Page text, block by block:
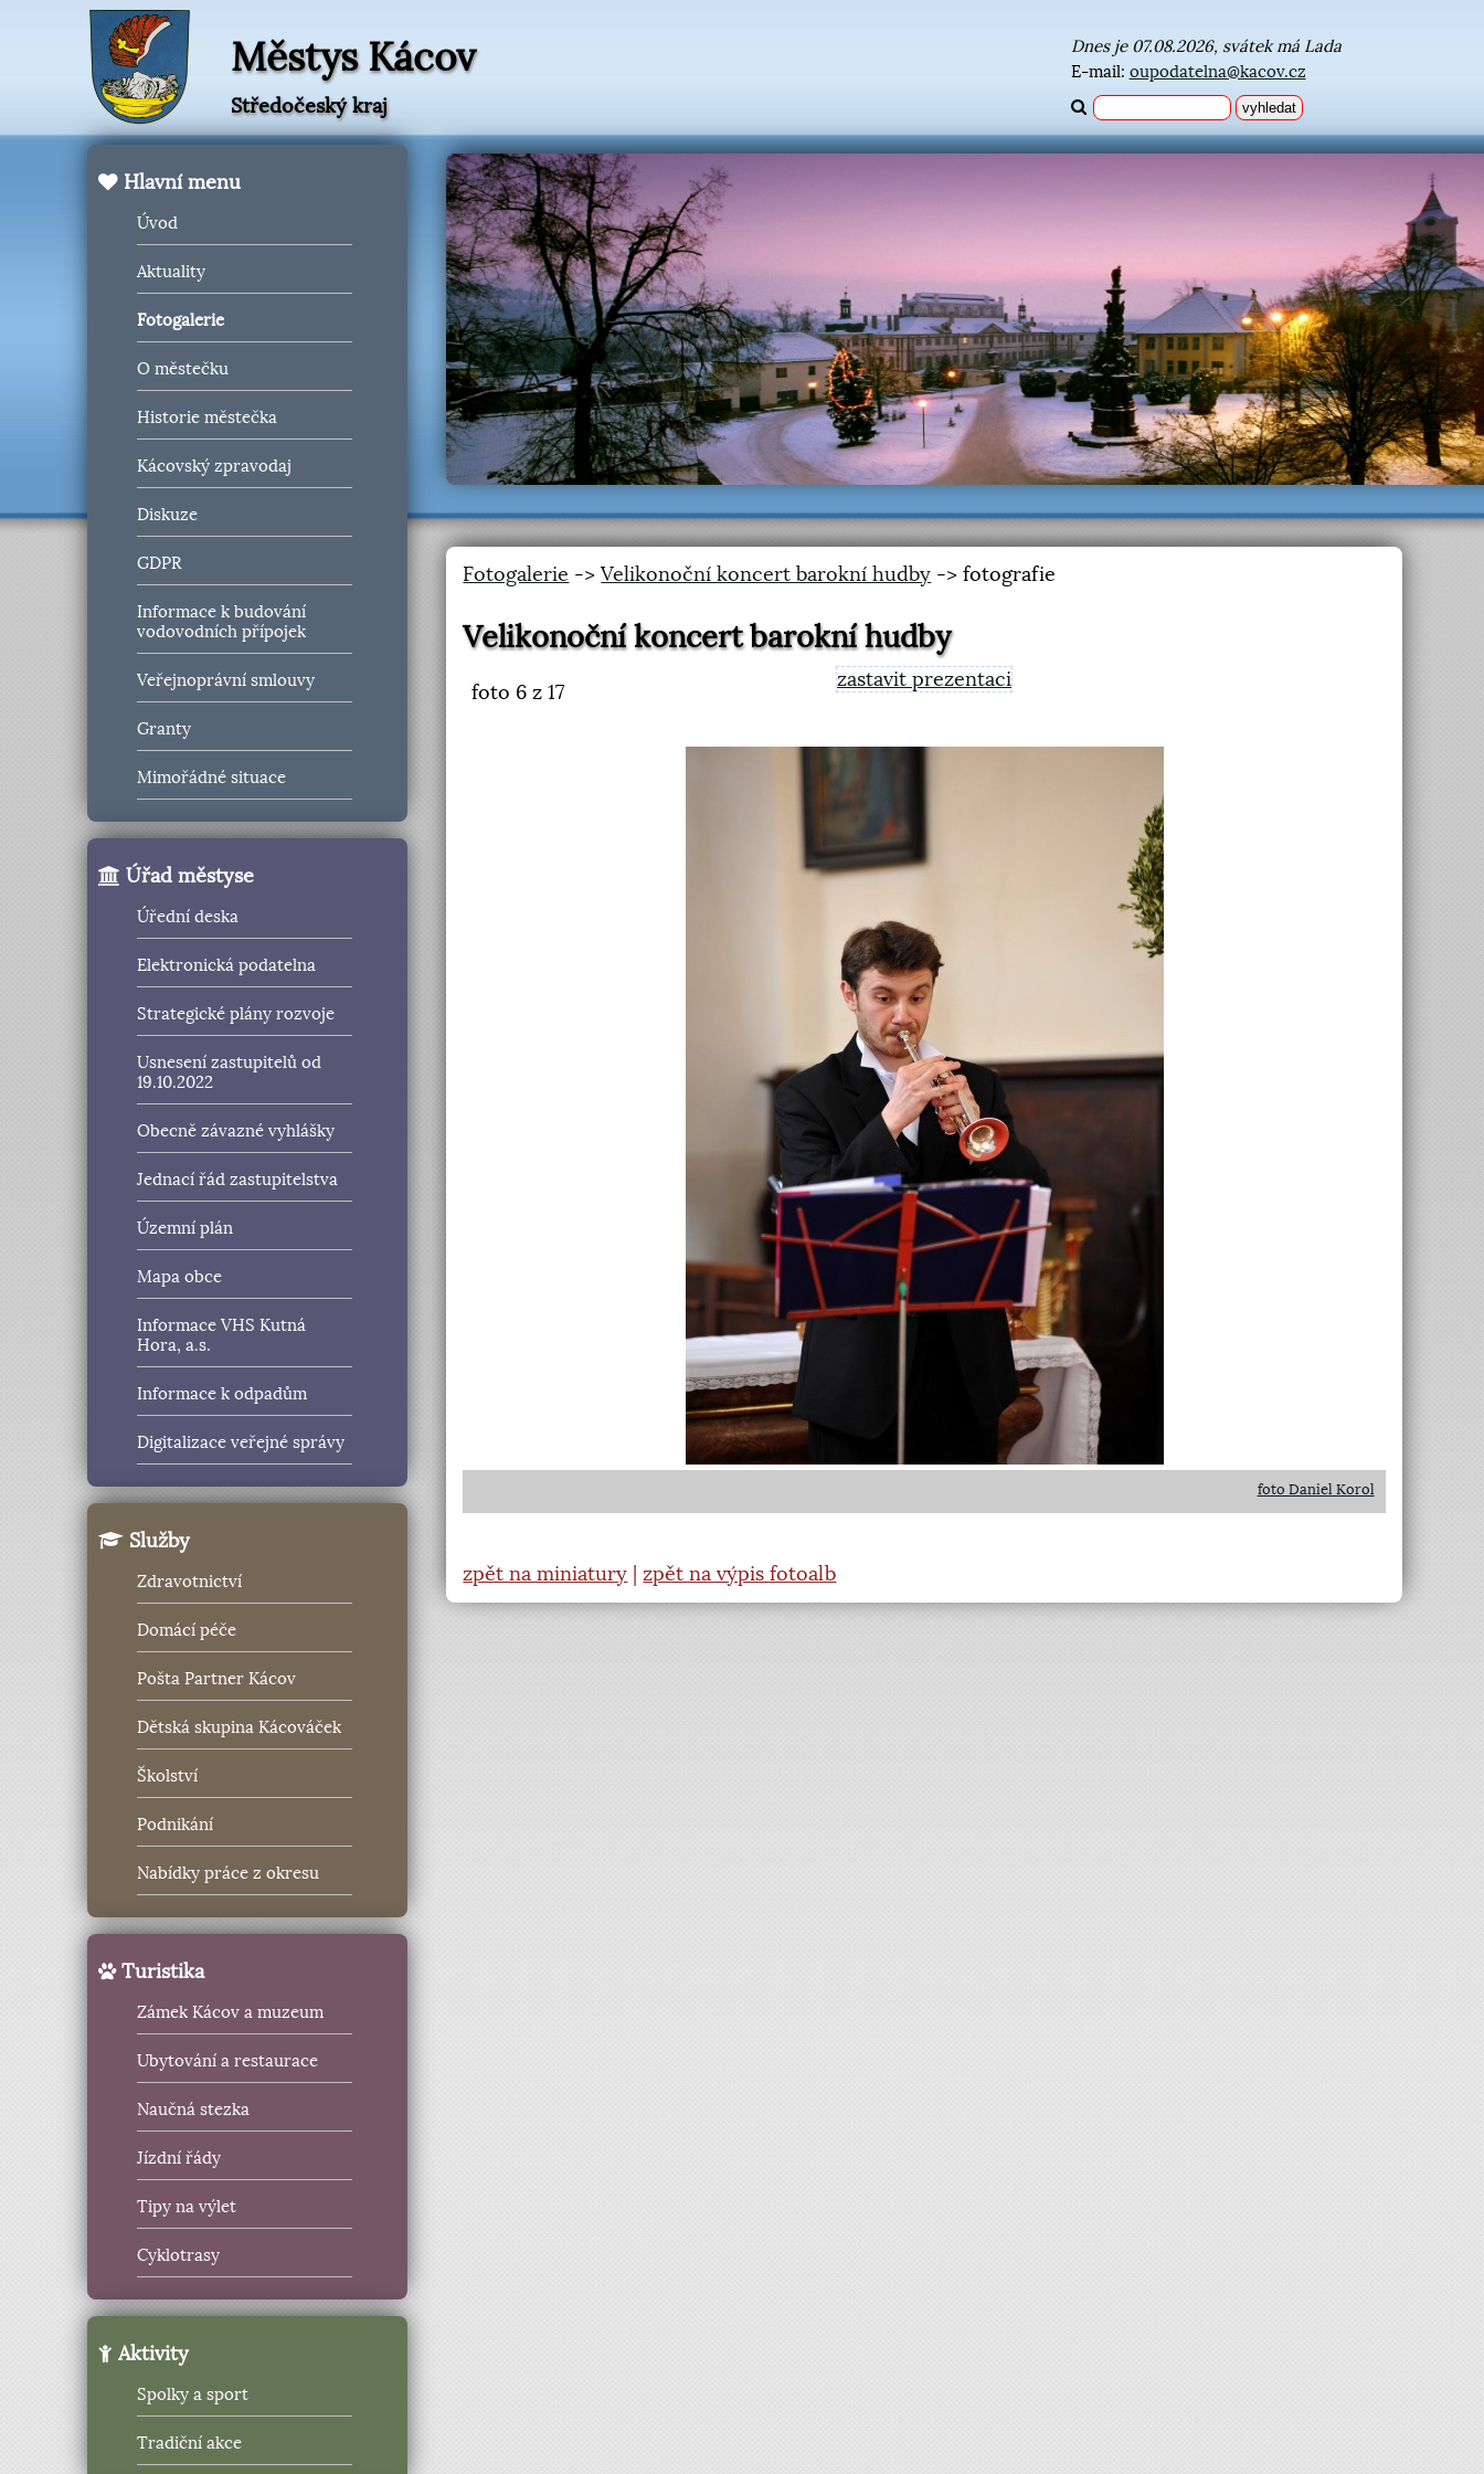
Městys Kácov
Středočeský kraj
Dnes je 07.08.2026, svátek má Lada
E-mail: oupodatelna@kacov.cz
Hlavní menu
Úvod
Aktuality
Fotogalerie
O městečku
Historie městečka
Kácovský zpravodaj
Diskuze
GDPR
Informace k budování
vodovodních přípojek
Veřejnoprávní smlouvy
Granty
Mimořádné situace
Úřad městyse
Úřední deska
Elektronická podatelna
Strategické plány rozvoje
Usnesení zastupitelů od
19.10.2022
Obecně závazné vyhlášky
Jednací řád zastupitelstva
Územní plán
Mapa obce
Informace VHS Kutná
Hora, a.s.
Informace k odpadům
Digitalizace veřejné správy
Služby
Zdravotnictví
Domácí péče
Pošta Partner Kácov
Dětská skupina Kácováček
Školství
Podnikání
Nabídky práce z okresu
Turistika
Zámek Kácov a muzeum
Ubytování a restaurace
Naučná stezka
Jízdní řády
Tipy na výlet
Cyklotrasy
Aktivity
Spolky a sport
Tradiční akce
Fotogalerie ->Velikonoční koncert barokní hudby -> fotografie
Velikonoční koncert barokní hudby
foto 6 z 17
zastavit prezentaci
foto Daniel Korol
zpět na miniatury |zpět na výpis fotoalb